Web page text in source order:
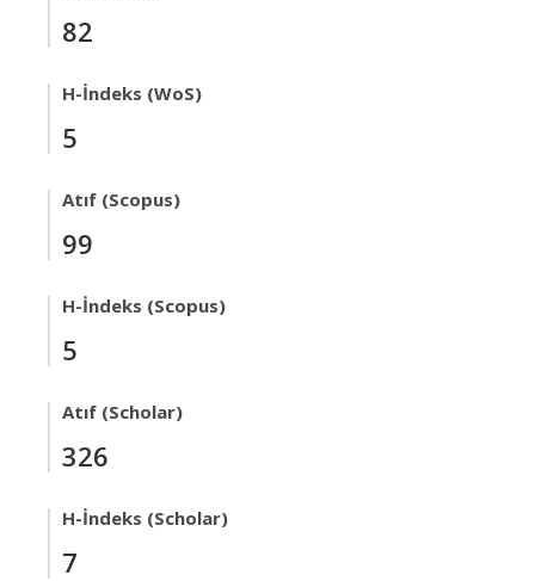
82
H-İndeks (WoS)
5
Atıf (Scopus)
99
H-İndeks (Scopus)
5
Atıf (Scholar)
326
H-İndeks (Scholar)
7